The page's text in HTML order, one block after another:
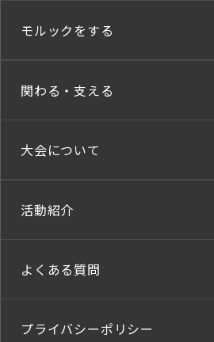
モルックをする
関わる・支える
大会について
活動紹介
よくある質問
プライバシーポリシー